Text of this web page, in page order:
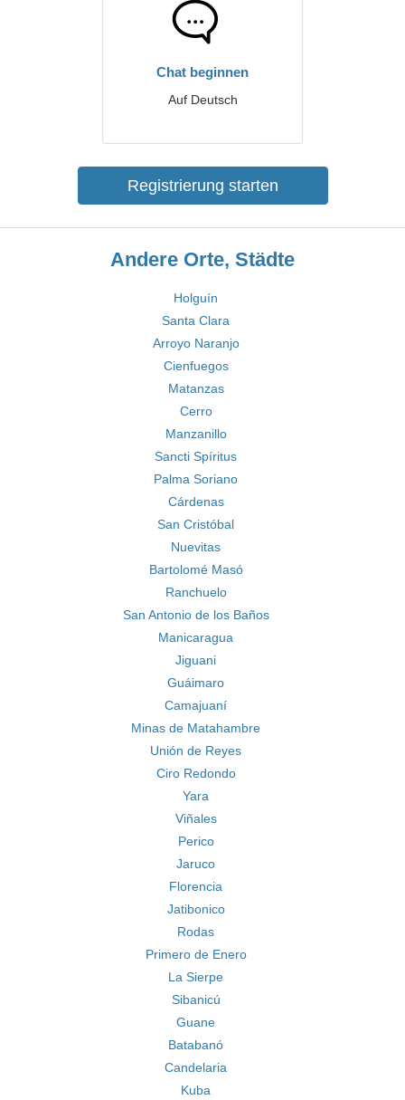
Chat beginnen
Auf Deutsch
Registrierung starten
Andere Orte, Städte
Holguín
Santa Clara
Arroyo Naranjo
Cienfuegos
Matanzas
Cerro
Manzanillo
Sancti Spíritus
Palma Soriano
Cárdenas
San Cristóbal
Nuevitas
Bartolomé Masó
Ranchuelo
San Antonio de los Baños
Manicaragua
Jiguani
Guáimaro
Camajuaní
Minas de Matahambre
Unión de Reyes
Ciro Redondo
Yara
Viñales
Perico
Jaruco
Florencia
Jatibonico
Rodas
Primero de Enero
La Sierpe
Sibanicú
Guane
Batabanó
Candelaria
Kuba